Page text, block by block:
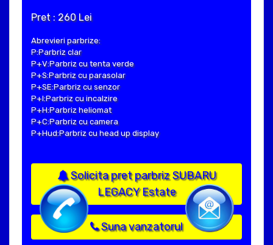
Pret : 260 Lei
Abrevieri parbrize:
P:Parbriz clar
P+V:Parbriz cu tenta verde
P+S:Parbriz cu parasolar
P+SE:Parbriz cu senzor
P+I:Parbriz cu incalzire
P+H:Parbriz heliomat
P+C:Parbriz cu camera
P+Hud:Parbriz cu head up display
Solicita pret parbriz SUBARU
LEGACY Estate
Suna vanzatorul